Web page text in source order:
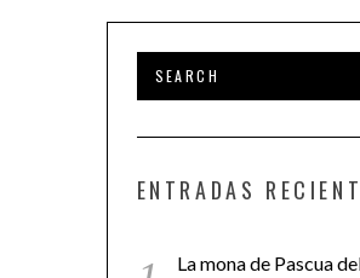
ENTRADAS
La mona de Pascua